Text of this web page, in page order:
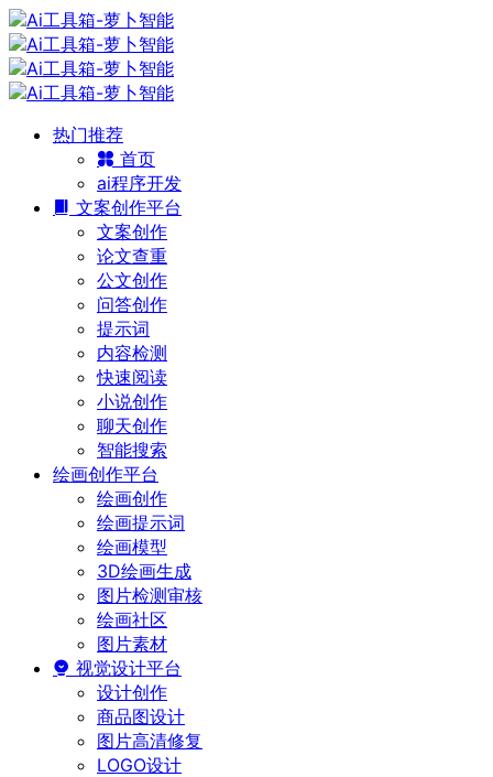
热门推荐
首页
ai程序开发
文案创作平台
文案创作
论文查重
公文创作
问答创作
提示词
内容检测
快速阅读
小说创作
聊天创作
智能搜索
绘画创作平台
绘画创作
绘画提示词
绘画模型
3D绘画生成
图片检测审核
绘画社区
图片素材
视觉设计平台
设计创作
商品图设计
图片高清修复
LOGO设计